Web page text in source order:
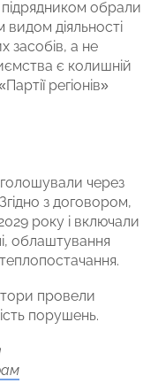
обрали
діяльності
засобів, а не
є колишній
регіонів»
через
з договором,
року і включали
облаштування
провели
порушень.